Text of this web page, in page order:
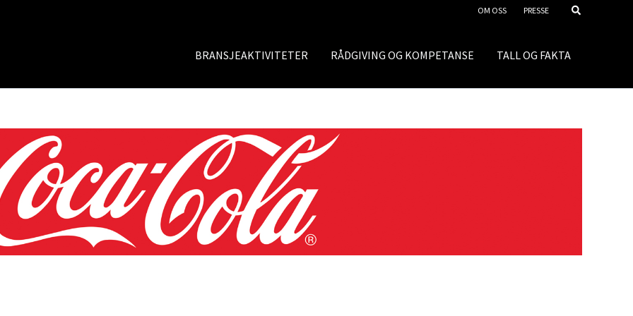
OM OSS PRESSE
BRANSJEAKTIVITETER RÅDGIVING OG KOMPETANSE TALL OG FAKTA